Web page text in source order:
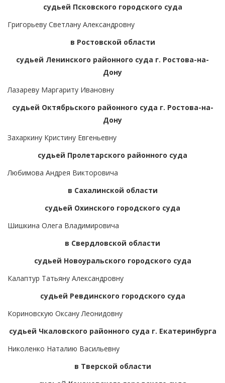
судьей Псковского городского суда
Григорьеву Светлану Александровну
в Ростовской области
судьей Ленинского районного суда г. Ростова-на-
Дону
Лазареву Маргариту Ивановну
судьей Октябрьского районного суда г. Ростова-на-
Дону
Захаркину Кристину Евгеньевну
судьей Пролетарского районного суда
Любимова Андрея Викторовича
в Сахалинской области
судьей Охинского городского суда
Шишкина Олега Владимировича
в Свердловской области
судьей Новоуральского городского суда
Калаптур Татьяну Александровну
судьей Ревдинского городского суда
Кориновскую Оксану Леонидовну
судьей Чкаловского районного суда г. Екатеринбурга
Николенко Наталию Васильевну
в Тверской области